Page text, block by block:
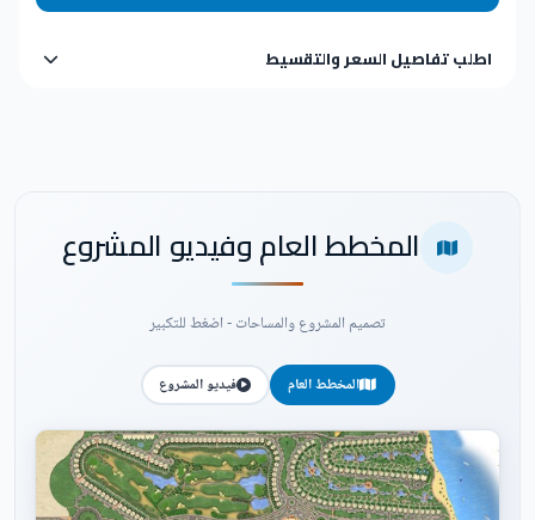
اطلب تفاصيل السعر والتقسيط
المخطط العام وفيديو المشروع
تصميم المشروع والمساحات - اضغط للتكبير
المخطط العام فيديو المشروع